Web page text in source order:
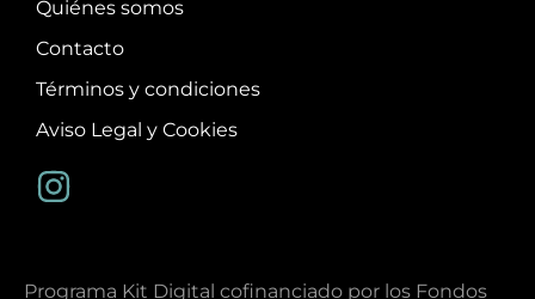
Quiénes somos
Contacto
Términos y condiciones
Aviso Legal y Cookies
Programa Kit Digital cofinanciado por los Fondos